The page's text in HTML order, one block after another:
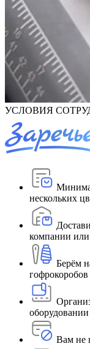
УСЛОВИЯ
нескольких
компании или
Берём
Вам не